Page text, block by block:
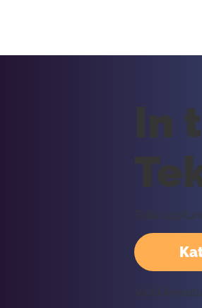
In
Tällä
Vaatii